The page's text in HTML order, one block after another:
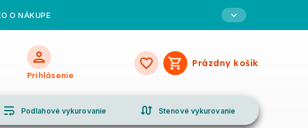
O NÁKUPE
Nákupný
Prázdny košík
Prihlásenie
wrap_text Podlahové vykurovanie swap_calls Stenové vykurovanie